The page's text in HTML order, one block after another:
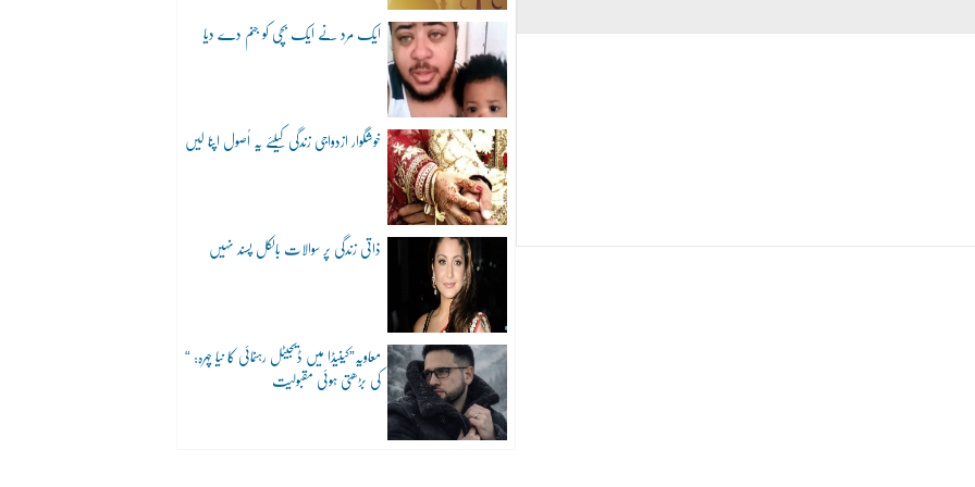
ایک مرد نے ایک بچی کو جنم دے دیا
خوشگوار ازدواجی زندگی کیلئے یہ اُصول اپنا لیں
ذاتی زندگی پر سوالات بالکل پسند نہیں
“معاویہ”کینیڈا میں ڈیجیٹل رہنمائی کا نیا چہرہ:
کی بڑھتی ہوئی مقبولیت